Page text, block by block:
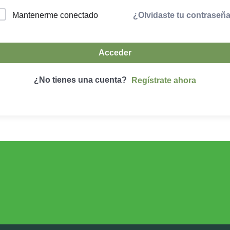
Mantenerme conectado ¿Olvidaste tu
Acceder
¿No tienes una cuenta? Regístrate ahora